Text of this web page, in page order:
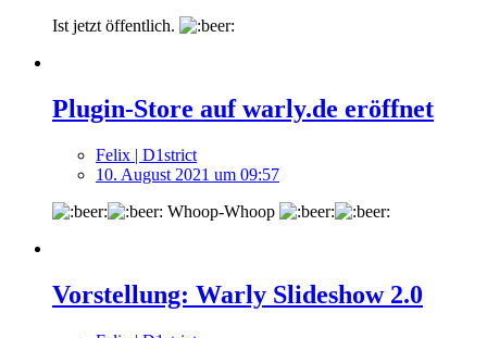
Ist jetzt öffentlich.
Plugin-Store auf warly.de eröffnet
Felix | D1strict
10. August 2021 um 09:57
Whoop-Whoop
Vorstellung: Warly Slideshow 2.0